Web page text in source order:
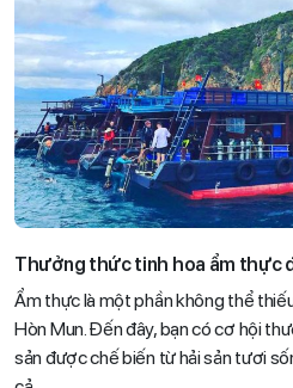
Thưởng thức tinh hoa ẩm thực
Ẩm thực là một phần không thể
Hòn Mun. Đến đây, bạn có cơ hội
sản được chế biến từ hải sản tươi